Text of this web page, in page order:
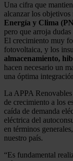
Una cifra que
alcanzar los objetivos
Energía y Clima
pero que arroja
El crecimiento muy
fotovoltaica, y los
almacenamiento,
hacen necesario un
una óptima
La APPA
de crecimiento a los
caída de demanda
eléctrica del
en términos
nuestro país.
“Es fundamental